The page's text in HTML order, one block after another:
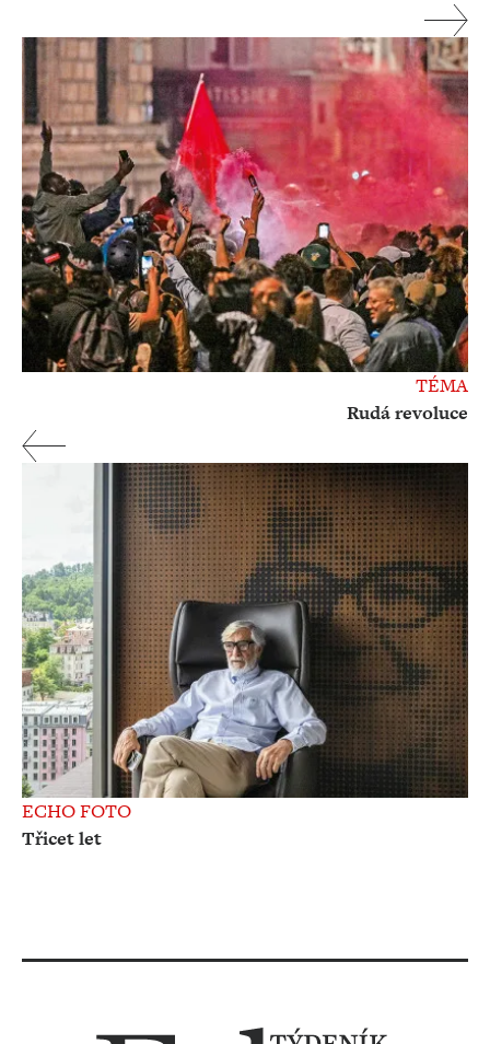
TÉMA
Rudá revoluce
ECHO FOTO
Třicet let